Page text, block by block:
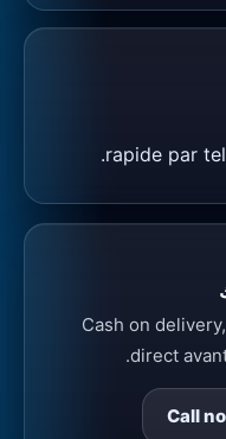
Cash on
direct
Call